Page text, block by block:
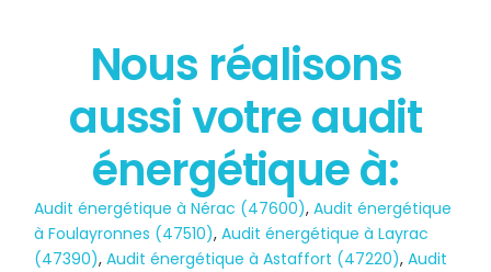
État des risques
POLLUTION
Nous réalisons
aussi votre audit
énergétique à:
Audit énergétique à Nérac (47600),Audit énergétique
à Foulayronnes (47510),Audit énergétique à Layrac
(47390),Audit énergétique à Astaffort (47220),Audit